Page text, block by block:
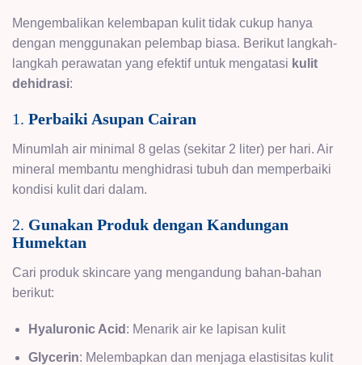
Mengembalikan kelembapan kulit tidak cukup hanya
dengan menggunakan pelembap biasa. Berikut langkah-
langkah perawatan yang efektif untuk mengatasi kulit
dehidrasi:
1. Perbaiki Asupan Cairan
Minumlah air minimal 8 gelas (sekitar 2 liter) per hari. Air
mineral membantu menghidrasi tubuh dan memperbaiki
kondisi kulit dari dalam.
2. Gunakan Produk dengan Kandungan
Humektan
Cari produk skincare yang mengandung bahan-bahan
berikut:
Hyaluronic Acid : Menarik air ke lapisan kulit
Glycerin: Melembapkan dan menjaga elastisitas kulit